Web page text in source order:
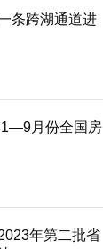
条跨湖通道进
1—9月份全国房
年第二批省